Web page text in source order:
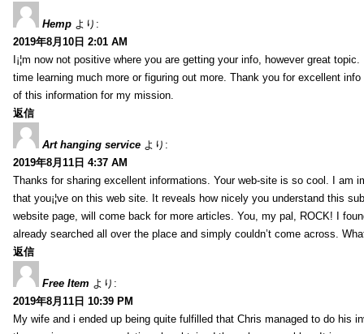
Hemp より:
2019年8月10日 2:01 AM
I¡¦m now not positive where you are getting your info, however great
time learning much more or figuring out more. Thank you for excellent
of this information for my mission.
返信
Art hanging service より:
2019年8月11日 4:37 AM
Thanks for sharing excellent informations. Your web-site is so cool. I am
that you¡¦ve on this web site. It reveals how nicely you understand this
website page, will come back for more articles. You, my pal, ROCK! I
already searched all over the place and simply couldn’t come across.
返信
Free Item より:
2019年8月11日 10:39 PM
My wife and i ended up being quite fulfilled that Chris managed to do his